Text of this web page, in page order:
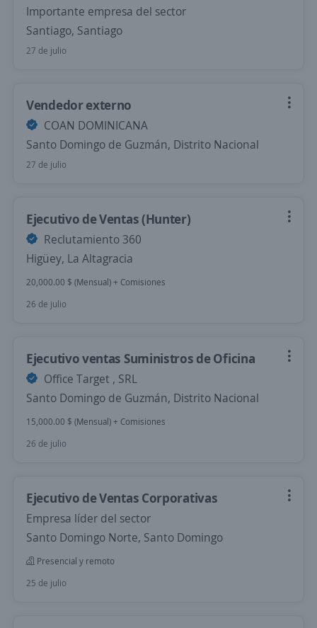
Importante empresa del sector
Santiago, Santiago
27 de julio
Vendedor externo
COAN DOMINICANA
Santo Domingo de Guzmán, Distrito Nacional
27 de julio
Ejecutivo de Ventas (Hunter)
Reclutamiento 360
Higüey, La Altagracia
20,000.00 $ (Mensual) + Comisiones
26 de julio
Ejecutivo ventas Suministros de Oficina
Office Target , SRL
Santo Domingo de Guzmán, Distrito Nacional
15,000.00 $ (Mensual) + Comisiones
26 de julio
Ejecutivo de Ventas Corporativas
Empresa líder del sector
Santo Domingo Norte, Santo Domingo
Presencial y remoto
25 de julio